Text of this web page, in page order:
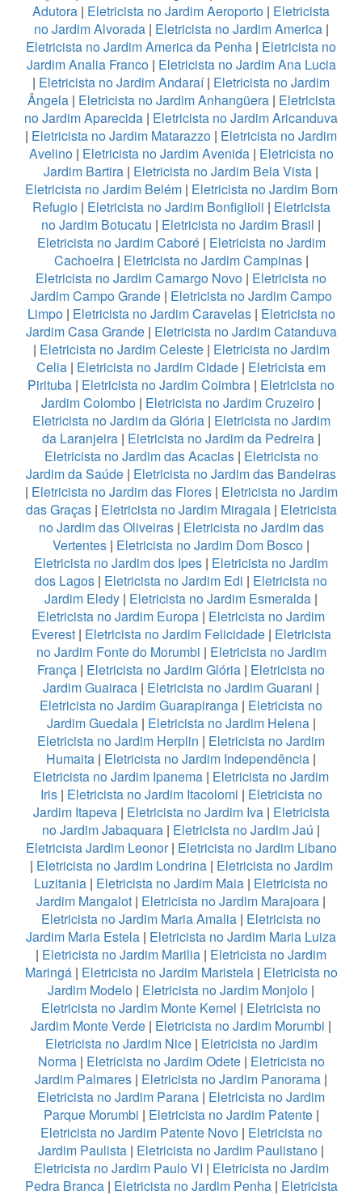
Adutora | Eletricista no Jardim Aeroporto | Eletricista
no Jardim Alvorada| Eletricista no Jardim America|
Eletricista no Jardim America da Penha | Eletricista no
Jardim Analia Franco| Eletricista no Jardim Ana Lucia
| Eletricista no Jardim Andaraí| Eletricista no Jardim
Ângela| Eletricista no Jardim Anhangüera| Eletricista
no Jardim Aparecida | Eletricista no Jardim Aricanduva
| Eletricista no Jardim Matarazzo | Eletricista no Jardim
Avelino| Eletricista no Jardim Avenida| Eletricista no
Jardim Bartira | Eletricista no Jardim Bela Vista |
Eletricista no Jardim Belém| Eletricista no Jardim Bom
Refugio| Eletricista no Jardim Bonfiglioli | Eletricista
no Jardim Botucatu | Eletricista no Jardim Brasil |
Eletricista no Jardim Caboré| Eletricista no Jardim
Cachoeira| Eletricista no Jardim Campinas|
Eletricista no Jardim Camargo Novo | Eletricista no
Jardim Campo Grande| Eletricista no Jardim Campo
Limpo| Eletricista no Jardim Caravelas| Eletricista no
Jardim Casa Grande| Eletricista no Jardim Catanduva
| Eletricista no Jardim Celeste| Eletricista no Jardim
Celia | Eletricista no Jardim Cidade | Eletricista em
Pirituba | Eletricista no Jardim Coimbra | Eletricista no
Jardim Colombo | Eletricista no Jardim Cruzeiro |
Eletricista no Jardim da Glória| Eletricista no Jardim
da Laranjeira| Eletricista no Jardim da Pedreira|
Eletricista no Jardim das Acacias| Eletricista no
Jardim da Saúde | Eletricista no Jardim das Bandeiras
| Eletricista no Jardim das Flores| Eletricista no Jardim
das Graças| Eletricista no Jardim Miragaia| Eletricista
no Jardim das Oliveiras| Eletricista no Jardim das
Vertentes | Eletricista no Jardim Dom Bosco |
Eletricista no Jardim dos Ipes | Eletricista no Jardim
dos Lagos | Eletricista no Jardim Edi | Eletricista no
Jardim Eledy | Eletricista no Jardim Esmeralda |
Eletricista no Jardim Europa | Eletricista no Jardim
Everest| Eletricista no Jardim Felicidade| Eletricista
no Jardim Fonte do Morumbi | Eletricista no Jardim
França | Eletricista no Jardim Glória | Eletricista no
Jardim Guairaca | Eletricista no Jardim Guarani |
Eletricista no Jardim Guarapiranga | Eletricista no
Jardim Guedala| Eletricista no Jardim Helena|
Eletricista no Jardim Herplin | Eletricista no Jardim
Humaita | Eletricista no Jardim Independência |
Eletricista no Jardim Ipanema | Eletricista no Jardim
Iris| Eletricista no Jardim Itacolomi | Eletricista no
Jardim Itapeva| Eletricista no Jardim Iva| Eletricista
no Jardim Jabaquara | Eletricista no Jardim Jaú |
Eletricista Jardim Leonor| Eletricista no Jardim Libano
| Eletricista no Jardim Londrina| Eletricista no Jardim
Luzitania | Eletricista no Jardim Maia | Eletricista no
Jardim Mangalot | Eletricista no Jardim Marajoara |
Eletricista no Jardim Maria Amalia | Eletricista no
Jardim Maria Estela | Eletricista no Jardim Maria Luiza
| Eletricista no Jardim Marilia | Eletricista no Jardim
Maringá| Eletricista no Jardim Maristela| Eletricista no
Jardim Modelo | Eletricista no Jardim Monjolo |
Eletricista no Jardim Monte Kemel | Eletricista no
Jardim Monte Verde | Eletricista no Jardim Morumbi |
Eletricista no Jardim Nice| Eletricista no Jardim
Norma| Eletricista no Jardim Odete| Eletricista no
Jardim Palmares | Eletricista no Jardim Panorama |
Eletricista no Jardim Parana | Eletricista no Jardim
Parque Morumbi | Eletricista no Jardim Patente|
Eletricista no Jardim Patente Novo| Eletricista no
Jardim Paulista | Eletricista no Jardim Paulistano |
Eletricista no Jardim Paulo VI | Eletricista no Jardim
Pedra Branca| Eletricista no Jardim Penha| Eletricista